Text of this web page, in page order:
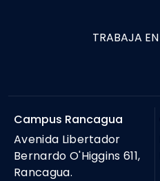
TRABAJA
Campus Rancagua
Avenida Libertador
Bernardo O'Higgins 611,
Rancagua.